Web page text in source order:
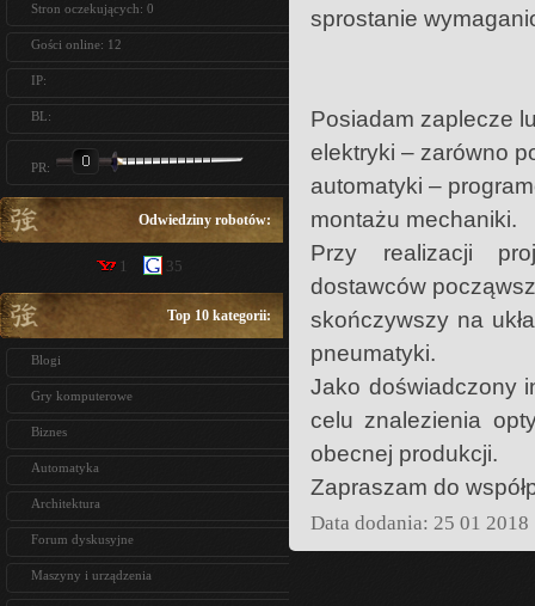
Stron oczekujących: 0
Gości online: 12
IP:
BL:
PR:
Odwiedziny robotów:
1 35
Top 10 kategorii:
Blogi
Gry komputerowe
Biznes
Automatyka
Architektura
Forum dyskusyjne
Maszyny i urządzenia
sprostanie
Posiadam zaplecze
elektryki – zarówno
automatyki –
montażu mechaniki.
Przy realizacji
dostawców
skończywszy na
pneumatyki.
Jako doświadczony
celu znalezienia
obecnej produkcji.
Zapraszam do
Data dodania: 25 01 2018